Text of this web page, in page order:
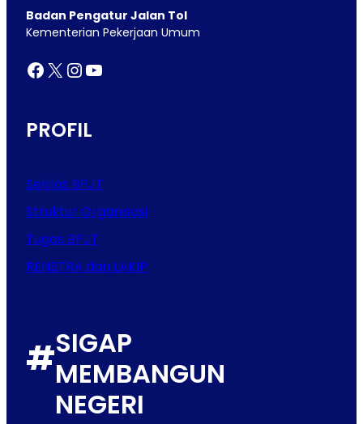
Badan Pengatur Jalan Tol
Kementerian Pekerjaan Umum
Facebook X InstagramYouTube
PROFIL
Sekilas BPJT
Struktur Organisasi
Tugas BPJT
RENSTRA dan LAKIP
#SIGAP
MEMBANGUN
NEGERI